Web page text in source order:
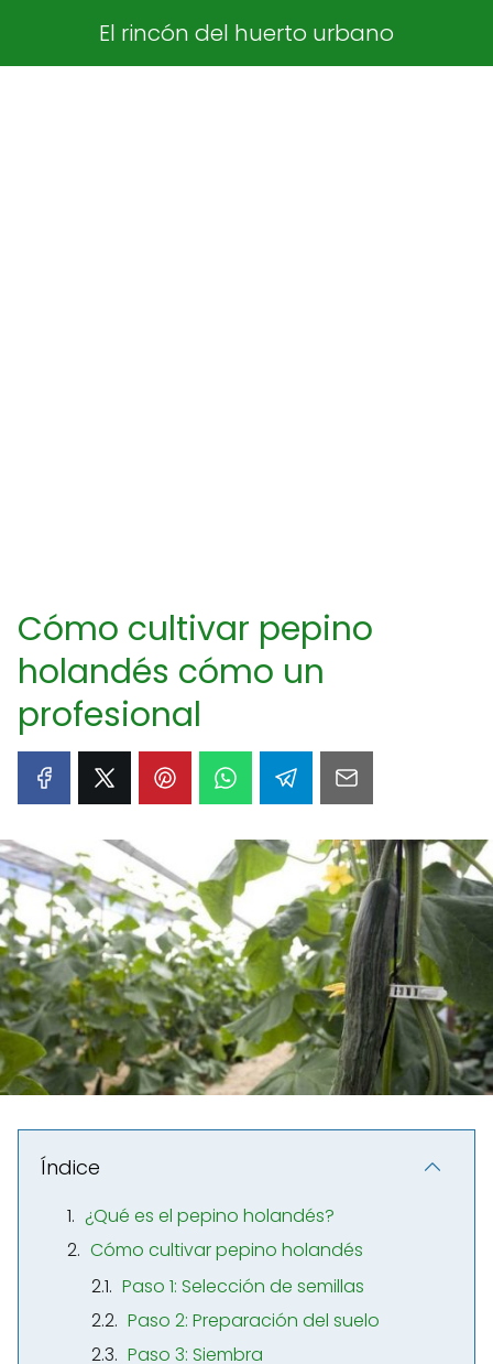
El rincón del huerto urbano
Cómo cultivar pepino
holandés cómo un
profesional
Índice
¿Qué es el pepino holandés?
Cómo cultivar pepino holandés
Paso 1: Selección de semillas
Paso 2: Preparación del suelo
Paso 3: Siembra